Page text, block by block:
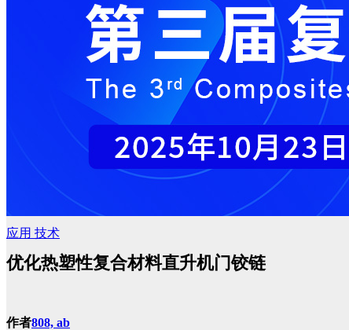
应用 技术
优化热塑性复合材料直升机门铰链
作者808, ab